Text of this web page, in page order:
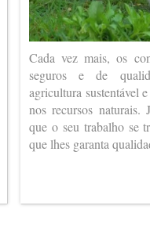
Cada vez mais, os
seguros e de
agricultura sustentável
nos recursos naturais.
que o seu trabalho se
que lhes garanta